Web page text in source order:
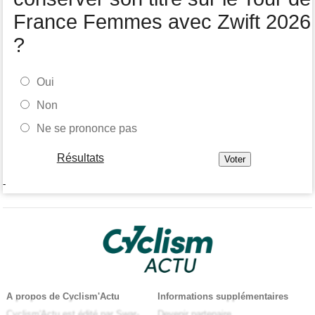
France Femmes avec Zwift 2026
?
Oui
Non
Ne se prononce pas
Résultats
-
A propos de Cyclism'Actu
Informations supplémentaires